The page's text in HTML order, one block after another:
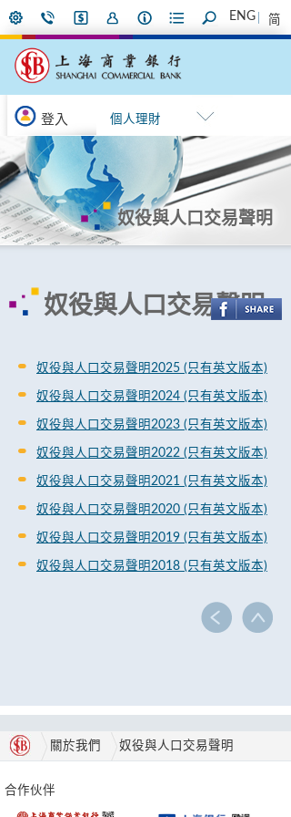
ENG 简
登入 個人理財
奴役與人口交易聲明
奴役與人口交易聲明
奴役與人口交易聲明2025 (只有英文版本)
奴役與人口交易聲明2024 (只有英文版本)
奴役與人口交易聲明2023 (只有英文版本)
奴役與人口交易聲明2022 (只有英文版本)
奴役與人口交易聲明2021 (只有英文版本)
奴役與人口交易聲明2020 (只有英文版本)
奴役與人口交易聲明2019 (只有英文版本)
奴役與人口交易聲明2018 (只有英文版本)
關於我們 奴役與人口交易聲明
合作伙伴